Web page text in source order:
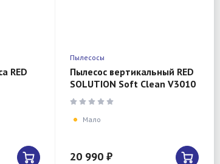
RED
Пылесосы
Пылесос вертикальный RED
SOLUTION Soft Clean V3010
Мало
20 990 ₽